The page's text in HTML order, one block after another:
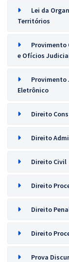
Lei da
Territórios
Provimento
e Ofícios
Provimento
Eletrônico
Direito
Direito
Direito Civil
Direito
Direito
Direito
Prova